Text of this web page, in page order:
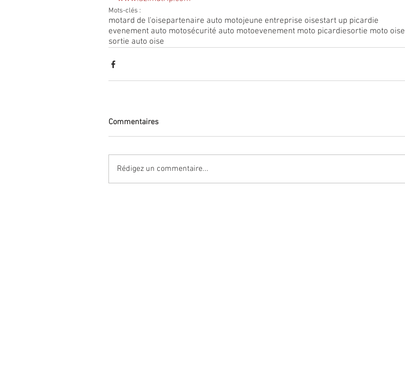
Mots-clés :
motard de l'oisepartenaire auto motojeune entreprise oisestart up picardie
evenement auto motosécurité auto motoevenement moto picardiesortie moto oise
sortie auto oise
Commentaires
Rédigez un commentaire...